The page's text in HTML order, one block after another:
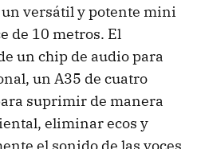
un versátil y potente mini
de 10 metros. El
un chip de audio para
un A35 de cuatro
suprimir de manera
eliminar ecos y